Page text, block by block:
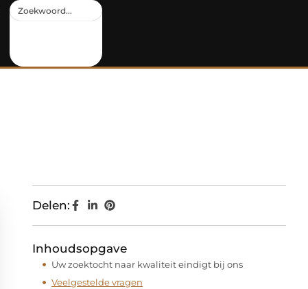
Delen:
Inhoudsopgave
Uw zoektocht naar kwaliteit eindigt bij ons
Veelgestelde vragen